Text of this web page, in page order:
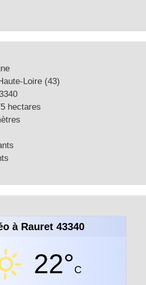
Loire (43)
hectares
à Rauret 43340
22°C